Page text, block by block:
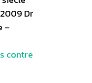
Dr
–
contre